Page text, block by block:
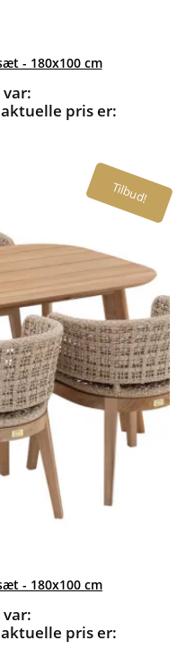
- 180x100 cm
pris er:
Tilbud!
- 180x100 cm
pris er: